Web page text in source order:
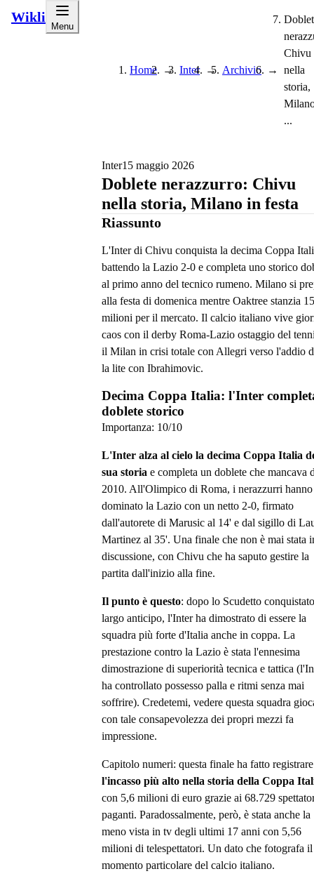
Wikli
Menu
Home → Inter → Archivio →
Chivu
nella
storia,
...
Inter15 maggio 2026
Doblete nerazzurro: Chivu
nella storia, Milano in festa
Riassunto
L'Inter di Chivu conquista la decima Coppa
battendo la Lazio 2-0 e completa uno storico
al primo anno del tecnico rumeno. Milano si
alla festa di domenica mentre Oaktree stanzia
milioni per il mercato. Il calcio italiano vive
caos con il derby Roma-Lazio ostaggio del
il Milan in crisi totale con Allegri verso l'addio
la lite con Ibrahimovic.
Decima Coppa Italia: l'Inter
doblete storico
Importanza: 10/10
L'Inter alza al cielo la decima Coppa Italia
sua storia e completa un doblete che mancava
2010. All'Olimpico di Roma, i nerazzurri hanno
dominato la Lazio con un netto 2-0, firmato
dall'autorete di Marusic al 14' e dal sigillo di
Martinez al 35'. Una finale che non è mai stata
discussione, con Chivu che ha saputo gestire la
partita dall'inizio alla fine.
Il punto è questo: dopo lo Scudetto
largo anticipo, l'Inter ha dimostrato di essere la
squadra più forte d'Italia anche in coppa. La
prestazione contro la Lazio è stata l'ennesima
dimostrazione di superiorità tecnica e tattica
ha controllato possesso palla e ritmi senza mai
soffrire). Credetemi, vedere questa squadra
con tale consapevolezza dei propri mezzi fa
impressione.
Capitolo numeri: questa finale ha fatto registrare
l'incasso più alto nella storia della Coppa
con 5,6 milioni di euro grazie ai 68.729
paganti. Paradossalmente, però, è stata anche la
meno vista in tv degli ultimi 17 anni con 5,56
milioni di telespettatori. Un dato che fotografa il
momento particolare del calcio italiano.